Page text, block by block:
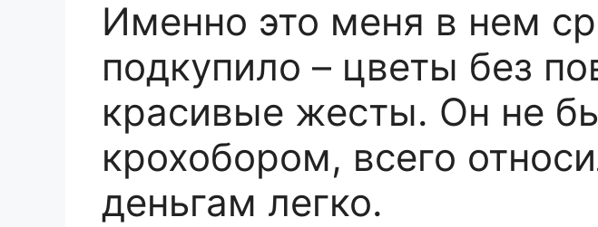
Именно это меня в нем
подкупило – цветы без
красивые жесты. Он не
крохобором, всего
деньгам легко.